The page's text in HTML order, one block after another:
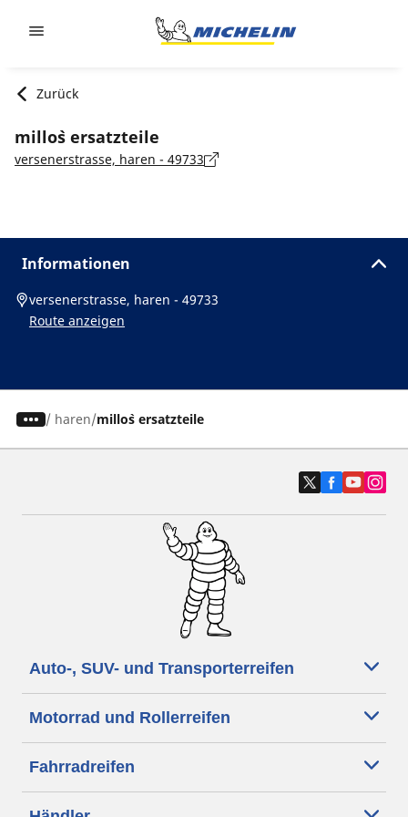
Zurück
millo`s ersatzteile
versenerstrasse, haren - 49733
Informationen
versenerstrasse, haren - 49733
Route anzeigen
/ haren millo`s ersatzteile
Auto-, SUV- und Transporterreifen
Motorrad und Rollerreifen
Fahrradreifen